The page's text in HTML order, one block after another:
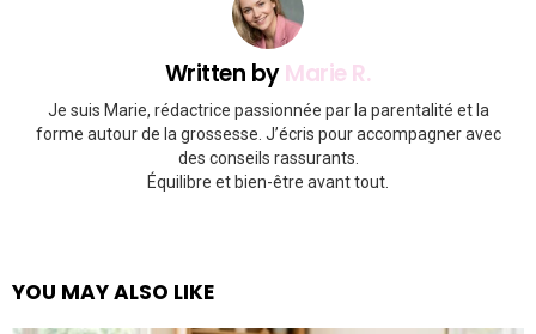
Written byMarie R.
Je suis Marie, rédactrice passionnée par la parentalité et la
forme autour de la grossesse. J’écris pour accompagner avec
des conseils rassurants.
Équilibre et bien-être avant tout.
YOU MAY ALSO LIKE